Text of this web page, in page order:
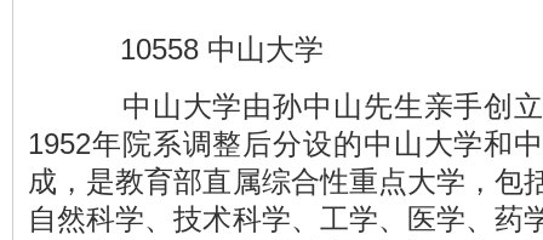
10558 中山大学
中山大学由孙中山先生亲手创立
1952年院系调整后分设的中山大学和
成，是教育部直属综合性重点大学，包
自然科学、技术科学、工学、医学、药